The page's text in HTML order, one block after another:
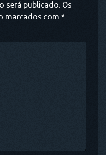
será publicado. Os
marcados com *